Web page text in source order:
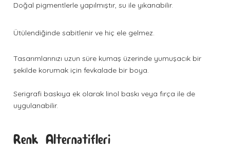
Doğal pigmentlerle yapılmıştır, su ile yıkanabilir.
Ütülendiğinde sabitlenir ve hiç ele gelmez.
Tasarımlarınızı uzun süre kumaş üzerinde yumuşacık bir
şekilde korumak için fevkalade bir boya.
Serigrafi baskıya ek olarak linol baskı veya fırça ile de
uygulanabilir.
Renk Alternatifleri